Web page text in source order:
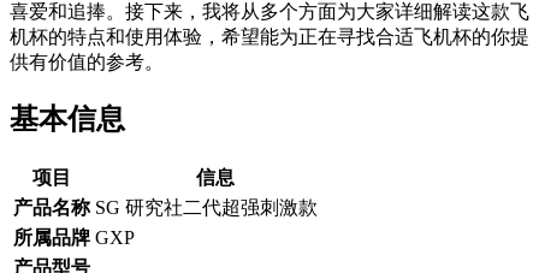
喜爱和追捧。接下来，我将从多个方面为大家详细解读这款飞
机杯的特点和使用体验，希望能为正在寻找合适飞机杯的你提
供有价值的参考。
基本信息
项目
信息
产品名称 SG 研究社二代超强刺激款
所属品牌 GXP
产品型号